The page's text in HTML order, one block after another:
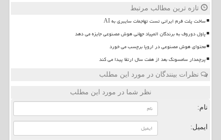
تازه ترین مطالب مرتبط
ساخت پلت فرم ایرانی تست تهاجمات سایبری به AI
پاول دوروف به برندگان المپیاد جهانی هوش مصنوعی جایزه می دهد
محتوای هوش مصنوعی در اروپا برچسب می خورد
پرچمدار سامسونگ بعد از هفت سال ارتقا پیدا می کند
نظرات بینندگان در مورد این مطلب
نظر شما در مورد این مطلب
نام:
ایمیل: